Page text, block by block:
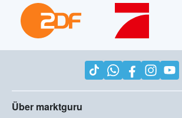
Über marktguru